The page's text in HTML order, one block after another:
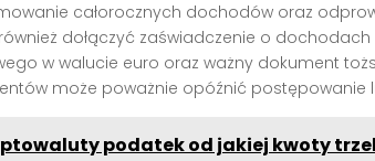
całorocznych dochodów oraz
dołączyć zaświadczenie o
w walucie euro oraz ważny dokument
może poważnie opóźnić postępowanie
podatek od jakiej kwoty